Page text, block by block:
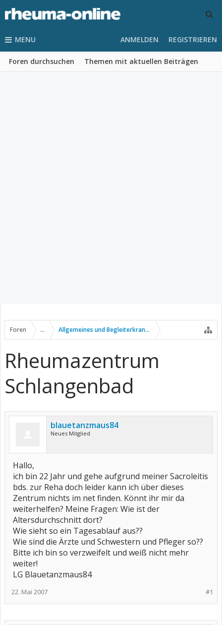
MENU
Foren durchsuchen Themen mit aktuellen Beiträgen
ANMELDEN REGISTRIEREN
Foren ... Allgemeines und Begleiterkrankungen
Rheumazentrum
Schlangenbad
blauetanzmaus84
Neues Mitglied
Hallo,
ich bin 22 Jahr und gehe aufgrund meiner Sacroleitis
bds. zur Reha doch leider kann ich über dieses
Zentrum nichts im net finden. Könnt ihr mir da
weiterhelfen? Meine Fragen: Wie ist der
Altersdurchschnitt dort?
Wie sieht so ein Tagesablauf aus??
Wie sind die Ärzte und Schwestern und Pfleger so??
Bitte ich bin so verzweifelt und weiß nicht mehr
weiter!
LG Blauetanzmaus84
#1
22. Mai 2007